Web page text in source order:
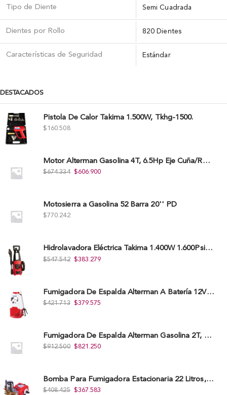
Tipo de Diente Semi Cuadrada
Dientes por Rollo 820 Dientes
Caracterí­sticas de Seguridad Estándar
DESTACADOS
Pistola De Calor Takima 1.500W, Tkhg-1500.
$ 160.508
Motor Alterman Gasolina 4T, 6.5Hp Eje Cuña/Rosca 3/4", Xge65K.
$674.334 $606.900
Motosierra a Gasolina 52 Barra 20'' PD
$770.242
Hidrolavadora Eléctrica Takima 1.400W 1.600Psi, Tkepw-1600-A.
$547.542 $383.279
Fumigadora De Espalda Alterman A Baterí­a 12V/12Ah, 20Litros, Xkes20.
$421.713 $379.575
Fumigadora De Espalda Alterman Gasolina 2T, 26 Cc, Bomba Nylon Libre Mantenimiento, Tf900-A.
$912.500 $821.250
Bomba Para Fumigadora Estacionaria 22 Litros, Xp22-I.
$408.425 $367.583